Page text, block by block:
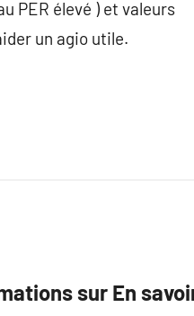
PER élevé ) et valeurs
un agio utile.
sur En